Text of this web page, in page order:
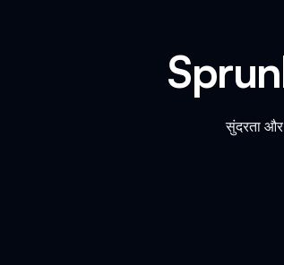
सुंदरता